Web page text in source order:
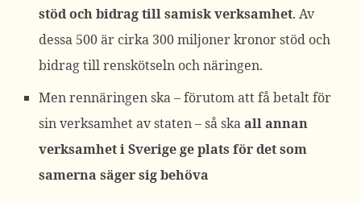
stöd och bidrag till samisk verksamhet. Av
dessa 500 är cirka 300 miljoner kronor stöd och
bidrag till renskötseln och näringen.
Men rennäringen ska – förutom att få betalt för
sin verksamhet av staten – så skaall annan
verksamhet i Sverige ge plats för det som
samerna säger sig behöva